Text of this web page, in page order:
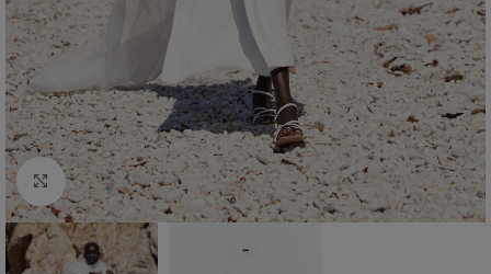
Click to enlarge